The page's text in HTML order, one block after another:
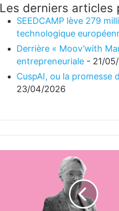
Les derniers articles
SEEDCAMP lève 279
technologique
Derrière « Moov’with
entrepreneuriale - 21/
CuspAI, ou la promesse
23/04/2026